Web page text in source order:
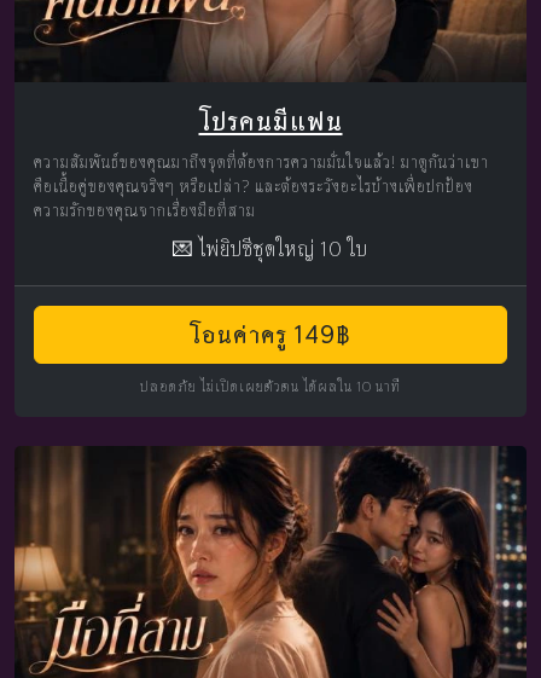
โปรคนมีแฟน
ความสัมพันธ์ของคุณมาถึงจุดที่ต้องการความมั่นใจแล้ว! มาดูกันว่าเขา
คือเนื้อคู่ของคุณจริงๆ หรือเปล่า? และต้องระวังอะไรบ้างเพื่อปกป้อง
ความรักของคุณจากเรื่องมือที่สาม
💌 ไพ่ยิปซีชุดใหญ่ 10 ใบ
โอนค่าครู 149฿
ปลอดภัย ไม่เปิดเผยตัวตน ได้ผลใน 10 นาที